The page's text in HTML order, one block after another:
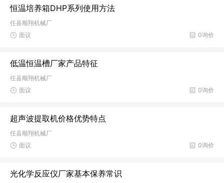
恒温培养箱DHP系列使用方法
任县顺翔机械厂
0询价
面议
低温恒温槽厂家产品特征
任县顺翔机械厂
0询价
面议
超声波提取机价格优势特点
任县顺翔机械厂
0询价
面议
光化学反应仪厂家基本保养常识